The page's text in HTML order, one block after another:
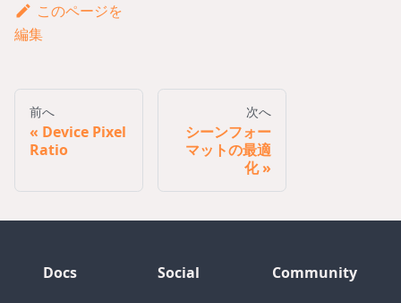
このページを
編集
前へ
Device Pixel
Ratio
次へ
シーンフォー
マットの最適
化
Docs
Social
Community